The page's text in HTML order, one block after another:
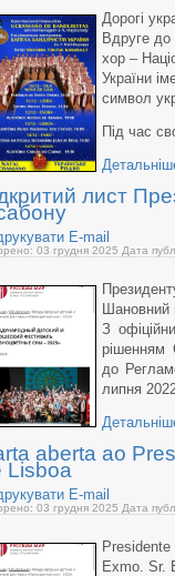
Дорогі
Вдруге до
хор –
України
символ
Під час
лист
E-mail
03 грудня 2025 Дата
Шановний
З
рішенням
до
липня
aberta ao
Lisboa
E-mail
03 грудня 2025 Дата
Exmo. Sr.